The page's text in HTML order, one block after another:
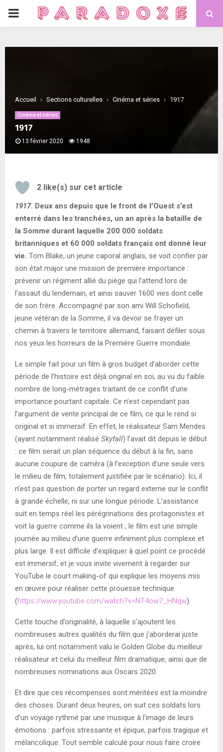
PRIMARY
Accueil Sections culturelles Cinéma et séries 1917
Cinéma et séries
1917
13 février 2020 1948
2 like(s) sur cet article
1917. Deux ans depuis que le front de l’Ouest s’est
enterré dans les tranchées, un an après la bataille de
la Somme durant laquelle 200 000 soldats
britanniques et 60 000 soldats français ont donné leur
vie. Tom Blake, un jeune caporal anglais, se voit confier par
son état major une mission de première importance :
prévenir un régiment allié du piège qui l’attend lors de
l’assaut du lendemain, et ainsi sauver 1600 vies dont celle
de son frère. Accompagné par son ami Will Schofield,
jeune vétéran de la Somme, il va devoir se frayer un
chemin à travers le territoire allemand, faisant défiler sous
nos yeux les horreurs de la Première Guerre mondiale.
Le simple fait pour un film à gros budget d’aborder cette
période de l’histoire est déjà original en soi, au vu du faible
nombre de long-métrages traitant de ce conflit d’une
importance pourtant capitale. Ce n’est cependant pas
l’argument de vente principal de ce film, ce qui le rend si
original et si immersif. En effet, le réalisateur Sam Mendes
(ayant notamment réalisé Skyfall) l’avait dit depuis le début
: ce film serait un plan séquence du début à la fin, sans
aucune coupure de caméra (à l’exception d’une seule vers
le milieu de film, totalement justifiée par le scénario). Ici, il
n’est pas question de porter un regard externe sur le conflit
à grande échelle, ni sur une longue période. L’assistance
suit en temps réel les pérégrinations des protagonistes et
voit la guerre comme ils la voient ; le film est une simple
journée au milieu d’une guerre infiniment plus complexe et
plus large. Il est difficile d’expliquer à quel point ce procédé
est immersif, et je vous invite vivement à regarder sur
YouTube le court making-of qui explique les moyens mis
en œuvre pour réaliser cette prouesse technique
(https://www.youtube.com/watch?v=NT4ow7_HNqw).
Cette touche d’originalité, à laquelle s’ajoutent les
nombreuses autres qualités du film que j’aborderai juste
après, lui ont notamment valu le Golden Globe du meilleur
réalisateur et celui du meilleur film dramatique, ainsi que de
nombreuses nominations aux Oscars 2020.
Et dire que ces récompenses sont méritées est la moindre
des choses. Durant deux heures, on suit ces soldats lors
d’un voyage rythmé par une musique à l’image de leurs
émotions : parfois stressante et épique, parfois tragique et
mélancolique. Tout semble calculé pour nous faire croire